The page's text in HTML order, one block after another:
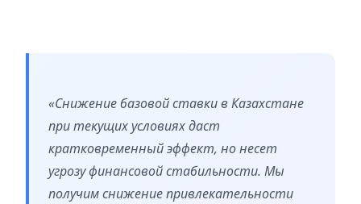
«Снижение базовой ставки в Казахстане
при текущих условиях даст
кратковременный эффект, но несет
угрозу финансовой стабильности. Мы
получим снижение привлекательности